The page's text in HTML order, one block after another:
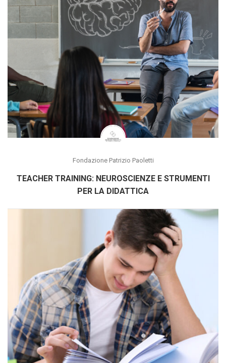
Fondazione Patrizio Paoletti
TEACHER TRAINING: NEUROSCIENZE E STRUMENTI
PER LA DIDATTICA